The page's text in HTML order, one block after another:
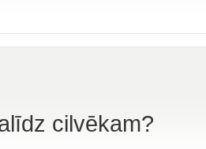
cilvēkam?